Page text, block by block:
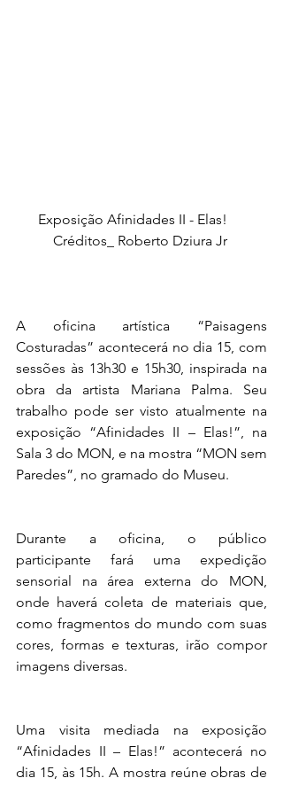
Exposição Afinidades II - Elas!
Créditos_ Roberto Dziura Jr
A oficina artística “Paisagens
Costuradas” acontecerá no dia 15, com
sessões às 13h30 e 15h30, inspirada na
obra da artista Mariana Palma. Seu
trabalho pode ser visto atualmente na
exposição “Afinidades II – Elas!”, na
Sala 3 do MON, e na mostra “MON sem
Paredes”, no gramado do Museu.
Durante a oficina, o público
participante fará uma expedição
sensorial na área externa do MON,
onde haverá coleta de materiais que,
como fragmentos do mundo com suas
cores, formas e texturas, irão compor
imagens diversas.
Uma visita mediada na exposição
“Afinidades II – Elas!” acontecerá no
dia 15, às 15h. A mostra reúne obras de